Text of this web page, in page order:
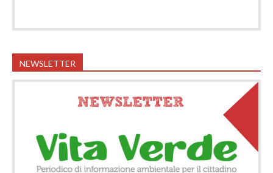
NEWSLETTER